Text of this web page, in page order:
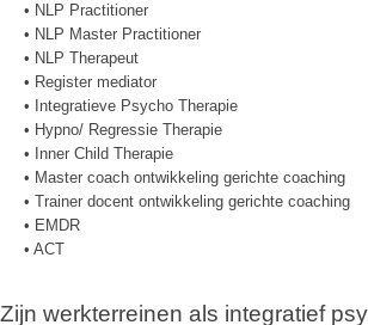
• NLP Practitioner
• NLP Master Practitioner
• NLP Therapeut
• Register mediator
• Integratieve Psycho Therapie
• Hypno/ Regressie Therapie
• Inner Child Therapie
• Master coach ontwikkeling gerichte coaching
• Trainer docent ontwikkeling gerichte coaching
• EMDR
• ACT
Zijn werkterreinen als integratief